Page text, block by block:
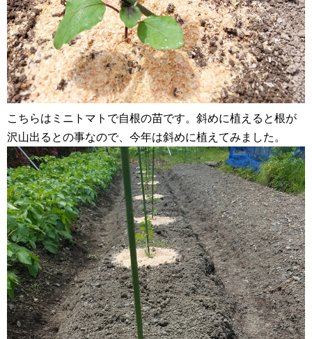
こちらはミニトマトで自根の苗です。斜めに植えると根が
沢山出るとの事なので、今年は斜めに植えてみました。